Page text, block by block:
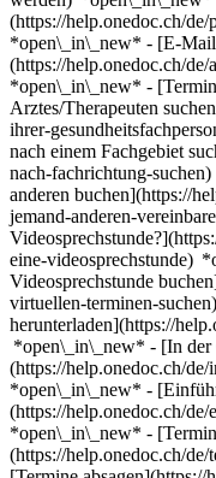
(https://help.onedoc.ch/
*open\_in\_new* - [E-
(https://help.onedoc.ch/
*open\_in\_new* -
Arztes/Therapeuten
ihrer-
nach einem Fachgebiet
nach-fachrichtung-
anderen buchen](https://
jemand-anderen-
eine-videosprechstunde)
Videosprechstunde
virtuellen-terminen-
herunterladen](https://
*open\_in\_new* - [In
(https://help.onedoc.ch/
*open\_in\_new* -
(https://help.onedoc.ch/
*open\_in\_new* - [Termine verwalten](https://help.onedoc.ch/de/termine-verwalten) *open\_in\_new* - [Termine absagen](https://help.onedoc.ch/de/online-gebuchte-termine-absagen) *open\_in\_new* - [Ich erhalte keine Terminbestätigung](https://help.onedoc.ch/de/ich-erhalte-keine-terminbest%C3%A4tigung) *open\_in\_new* [Alle unsere Artikel anzeigen *open\_in\_new*](https://help.onedoc.ch/de/) close ## Ihre Suche bearbeiten ![Haus mit Pluszeichen, das anzeigt, dass eine Konsultation vor Ort möglich ist](https://www.onedoc.ch/assets/images/icons/on-site.svg) Vor Ort ![Kamera mit Play-Symbol, die anzeigt, dass eine Konsultation per Video aus der Ferne möglich ist](https://www.onedoc.ch/assets/images/icons/remote.svg) Virtuell Suche #### Fachrichtung #### Gesundheitsfachperson #### Einrichtung edit HNO-Arzt in Liestal tune Filter Neue Patienten*keyboard\_arrow\_down* - Zugelassen*check\_circle* Gesprochene Sprachen*keyboard\_arrow\_down* - Deutsch*check\_circle* - Englisch*check\_circle* - Französisch*check\_circle* - Griechisch*check\_circle* - Italienisch*check\_circle* - Katalanisch*check\_circle* - Latein*check\_circle* - Persisch*check\_circle* - Portugiesisch*check\_circle* - Russisch*check\_circle* - Schwedisch*check\_circle* - Slowakisch*check\_circle* - Spanisch*check\_circle* - Ungarisch*check\_circle* Geschlecht*keyboard\_arrow\_down* - Weiblich*check\_circle* - Männlich*check\_circle* Netzwerk*keyboard\_arrow\_down* - Hirslanden*check\_circle* Verfügbarkeit*keyboard\_arrow\_down* - Heute*check\_circle* - In den nächsten 3 Tagen*check\_circle* - In den nächsten 7 Tagen*check\_circle* - In den nächsten 14 Tagen*check\_circle* # HNO-Arzt in Liestal: Buchen Sie heute Ihren Termin online ## 5 Ergebnisse in Liestal [![pract. med. Corinna Noack, HNO-Ärztin in Liestal](https://assets.onedoc.ch/images/users/e5e9527d3e190a80d2bb47dca34eec5c1615fb86f785b7fe59b85543582372f3-small.png "pract. med. Corinna Noack, HNO-Ärztin in Liestal")](https://www.onedoc.ch/de/hno-arztin/liestal/pcopd/pract-med-corinna-noack) ### [pract. med. Corinna Noack](https://www.onedoc.ch/de/hno-arztin/liestal/pcopd/pract-med-corinna-noack) ![Abzeichen, das ein verifiziertes Profil kennzeichnet](https://www.onedoc.ch/assets/images/icons/checkmark.svg) HNO-Ärztin [HNO Praxis Liestal](https://www.onedoc.ch/de/medizinische-praxis/liestal/e821/hno-praxis-liestal) Rathausstrasse 63 4410 Liestal ![Patient mit Pluszeichen, der anzeigt, dass neue Patienten angenommen werden](https://www.onedoc.ch/assets/images/icons/new-patients.svg)Akzeptiert neue Patienten [Termin buchen](https://www.onedoc.ch/de/hno-arztin/liestal/pcopd/pract-med-corinna-noack) Expertisen:[Desensibilisierung | Hyposensibilisierung](https://www.onedoc.ch/de/desensibilisierung-hyposensibilisierung/liestal), [Hörtest | Audiometrie](https://www.onedoc.ch/de/hortest-audiometrie/liestal), [Professionelle Gehörgangreinigung | Ohrenspülen | Cerumenentfernung](https://www.onedoc.ch/de/professionelle-gehorgangreinigung-ohrenspulen-cerumenentfernung/liestal), [Schlafapnoe](https://www.onedoc.ch/de/schlafapnoe/liestal), [Schnarchen](https://www.onedoc.ch/de/schnarchen/liestal), [Sinusitischeck | Nebenhöhlenentzündung](https://www.onedoc.ch/de/sinusitischeck-nebenhohlenentzundung/liestal), [Taubheit | Gehörlosigkeit](https://www.onedoc.ch/de/taubheit-gehorlosigkeit/liestal), [Tinnitus](https://www.onedoc.ch/de/tinnitus/liestal)Mehr anzeigen *chevron\_left* Mo. 03 Aug. *chevron\_right* Mehr Termine anzeigen *error\_outline* Beim Laden der Verfügbarkeiten ist ein Fehler aufgetreten [Erneut versuchen](https://www.onedoc.ch) Expertisen:[Desensibilisierung | Hyposensibilisierung](https://www.onedoc.ch/de/desensibilisierung-hyposensibilisierung/liestal), [Hörtest | Audiometrie](https://www.onedoc.ch/de/hortest-audiometrie/liestal), [Professionelle Gehörgangreinigung | Ohrenspülen | Cerumenentfernung](https://www.onedoc.ch/de/professionelle-gehorgangreinigung-